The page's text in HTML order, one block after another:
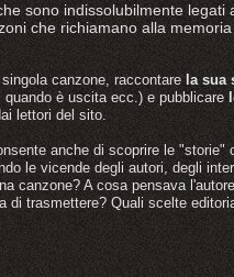
sono indissolubilmente legati
che richiamano alla
canzone, raccontare la
è uscita ecc.) e pubblicare
lettori del sito.
anche di scoprire le "storie"
le vicende degli autori, degli
canzone? A cosa pensava
di trasmettere? Quali scelte